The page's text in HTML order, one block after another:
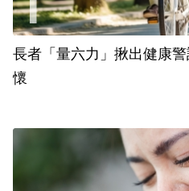
長者「量六力」揪出健康
懷